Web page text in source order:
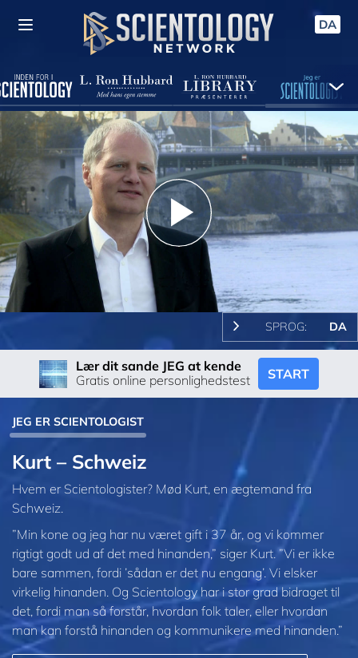
DA
Play
Video
SPROG: DA
Lær dit sande JEG at kende
Gratis online personlighedstest
START
JEG ER SCIENTOLOGIST
Kurt – Schweiz
Hvem er Scientologister? Mød Kurt, en ægtemand fra
Schweiz.
”Min kone og jeg har nu været gift i 37 år, og vi kommer
rigtigt godt ud af det med hinanden,” siger Kurt. ”Vi er ikke
bare sammen, fordi ’sådan er det nu engang’. Vi elsker
virkelig hinanden. Og Scientology har i stor grad bidraget til
det, fordi man så forstår, hvordan folk taler, eller hvordan
man kan forstå hinanden og kommunikere med hinanden.”